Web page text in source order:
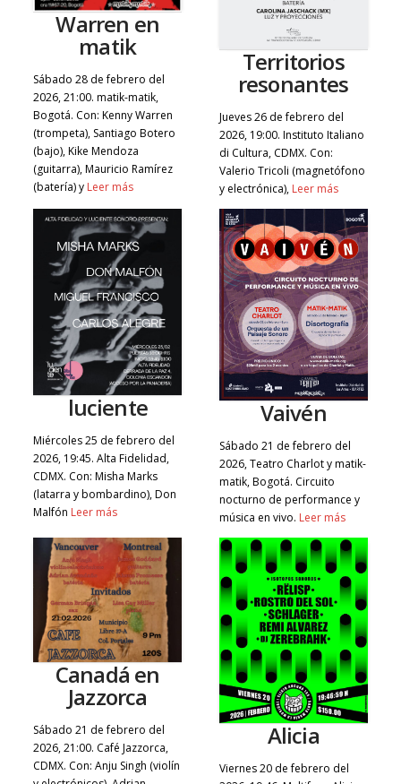
Warren en
matik
Sábado 28 de febrero del
2026, 21:00. matik-matik,
Bogotá. Con: Kenny Warren
(trompeta), Santiago Botero
(bajo), Kike Mendoza
(guitarra), Mauricio Ramírez
(batería) y Leer más
Territorios
resonantes
Jueves 26 de febrero del
2026, 19:00. Instituto Italiano
di Cultura, CDMX. Con:
Valerio Tricoli (magnetófono
y electrónica), Leer más
luciente
Miércoles 25 de febrero del
2026, 19:45. Alta Fidelidad,
CDMX. Con: Misha Marks
(latarra y bombardino), Don
Malfón Leer más
Vaivén
Sábado 21 de febrero del
2026, Teatro Charlot y matik-
matik, Bogotá. Circuito
nocturno de performance y
música en vivo. Leer más
Canadá en
Jazzorca
Sábado 21 de febrero del
2026, 21:00. Café Jazzorca,
CDMX. Con: Anju Singh (violín
Alicia
Viernes 20 de febrero del